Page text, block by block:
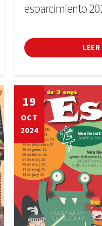
esparcimiento
19
OCT
2024